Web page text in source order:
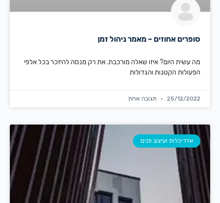
סופרים אחוזים – מאמר ניהול זמן
מה עשית היום? איזו שאלה מורכבת. את רק מנסה להיזכר בכל אלפי
הפעולות הקטנות והגדולות
25/12/2022 תגובה אחת
אדריכלות ועיצוב פנים